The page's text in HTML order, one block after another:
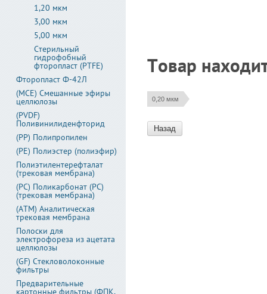
Товар
0,20 мкм
Назад
1,20 мкм
3,00 мкм
5,00 мкм
Стерильный
гидрофобный
фторопласт (PTFE)
Фторопласт Ф-42Л
(MCE) Смешанные эфиры
целлюлозы
(PVDF)
Поливинилиденфторид
(PP) Полипропилен
(PE) Полиэстер (полиэфир)
Полиэтилентерефталат
(трековая мембрана)
(PC) Поликарбонат (PC)
(трековая мембрана)
(АТМ) Аналитическая
трековая мембрана
Полоски для
электрофореза из ацетата
целлюлозы
(GF) Стекловолоконные
фильтры
Предварительные
картонные фильтры (ФПК,